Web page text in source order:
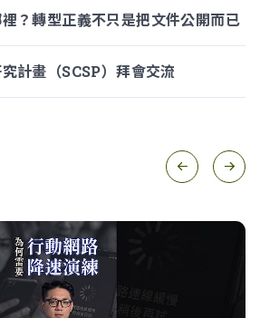
？轉型正義不只是把文件公開而已
計畫（SCSP）拜會交流